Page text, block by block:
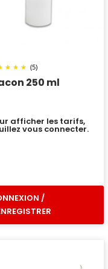
250 ml
(5)
afficher les tarifs,
vous connecter.
/